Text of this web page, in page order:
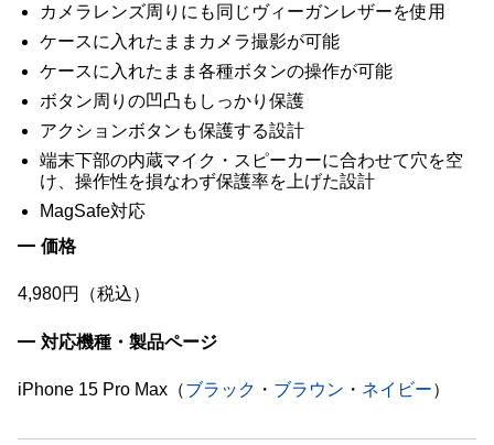
カメラレンズ周りにも同じヴィーガンレザーを使用
ケースに入れたままカメラ撮影が可能
ケースに入れたまま各種ボタンの操作が可能
ボタン周りの凹凸もしっかり保護
アクションボタンも保護する設計
端末下部の内蔵マイク・スピーカーに合わせて穴を空
け、操作性を損なわず保護率を上げた設計
MagSafe対応
価格
4,980円（税込）
対応機種・製品ページ
iPhone 15 Pro Max（ブラック ・ ブラウン ・ ネイビー）